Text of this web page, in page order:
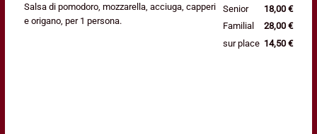
Salsa di pomodoro, mozzarella, acciuga, capperi
e origano, per 1 persona.
Senior
18,00 €
Familial
28,00 €
sur place 14,50 €